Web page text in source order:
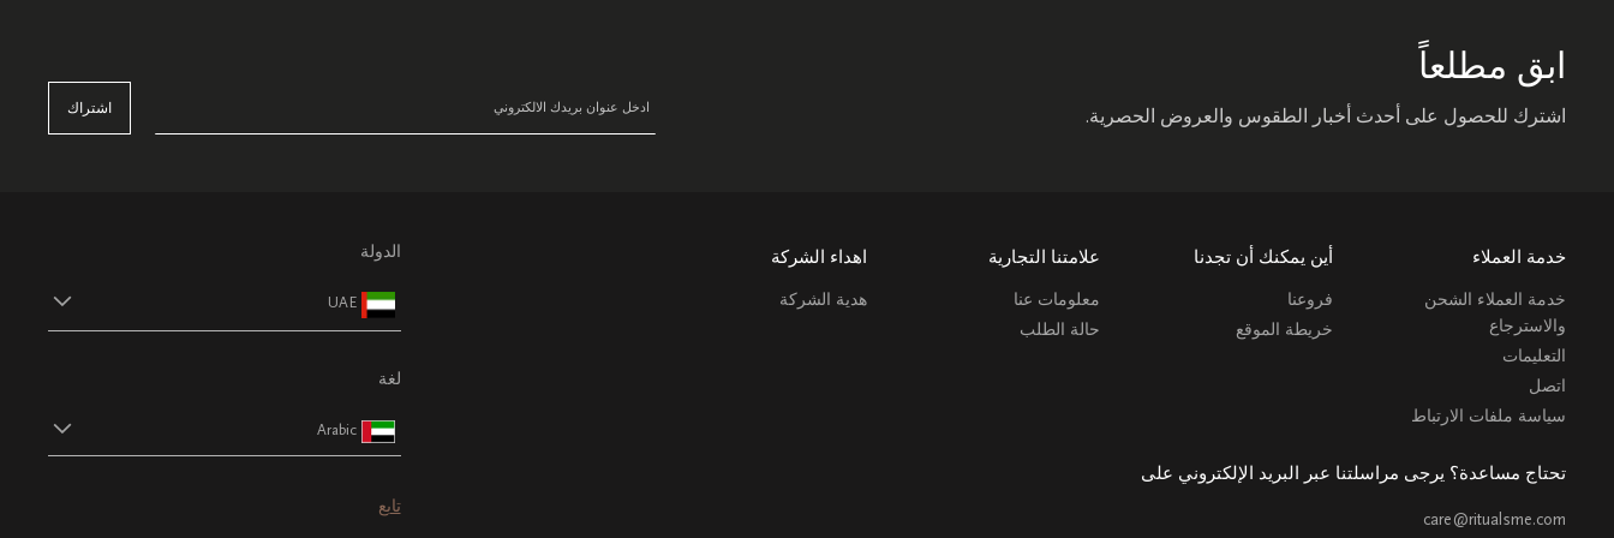
ابق مطلعاً
اشترك للحصول على أحدث أخبار الطقوس والعروض الحصرية. اشتراك
خدمة العملاء
خدمة العملاء الشحن
والاسترجاع
التعليمات
اتصل
سياسة ملفات الارتباط
أين يمكنك أن تجدنا
فروعنا
خريطة الموقع
علامتنا التجارية
معلومات عنا
حالة الطلب
اهداء الشركة
هدية الشركة
تحتاج مساعدة؟ يرجى مراسلتنا عبر البريد الإلكتروني على
care@ritualsme.com
الدولة
UAE
لغة
Arabic
تابع